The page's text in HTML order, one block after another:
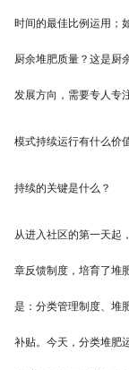
时间的最佳比例运用；
厨余堆肥质量？这是厨
发展方向，需要专人专
模式持续运行有什么价
持续的关键是什么？
从进入社区的第一天起
章反馈制度，培育了堆
是：分类管理制度、堆
补贴。今天，分类堆肥